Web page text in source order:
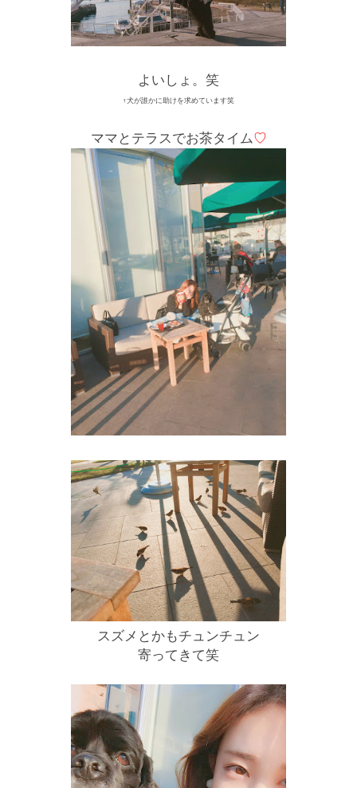
よいしょ。笑
↑犬が誰かに助けを求めています笑
ママとテラスでお茶タイム♡
スズメとかもチュンチュン
寄ってきて笑